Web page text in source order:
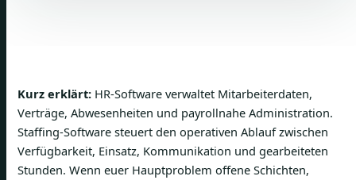
Kurz erklärt: HR-Software verwaltet Mitarbeiterdaten,
Verträge, Abwesenheiten und payrollnahe Administration.
Staffing-Software steuert den operativen Ablauf zwischen
Verfügbarkeit, Einsatz, Kommunikation und gearbeiteten
Stunden. Wenn euer Hauptproblem offene Schichten,